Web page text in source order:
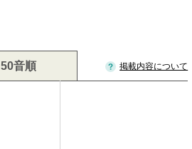
50音順 掲載内容について